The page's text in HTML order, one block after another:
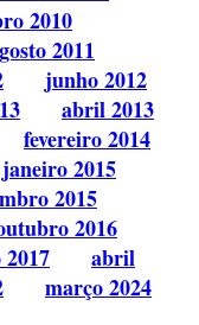
2010
2011
junho 2012
abril 2013
fevereiro 2014
janeiro 2015
2015
2016
abril
março 2024